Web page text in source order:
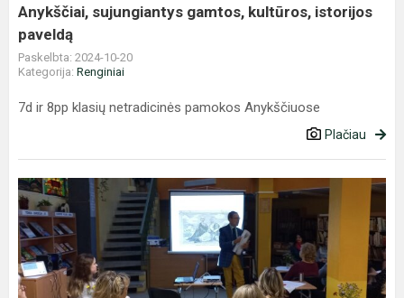
Anykščiai, sujungiantys gamtos, kultūros, istorijos
paveldą
Paskelbta: 2024-10-20
Kategorija: Renginiai
7d ir 8pp klasių netradicinės pamokos Anykščiuose
Plačiau
Susitikimas
su
profesoriumi
Liudu
Mažyliu